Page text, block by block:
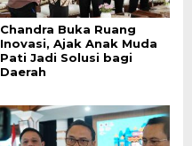
Chandra Buka Ruang
Inovasi, Ajak Anak Muda
Pati Jadi Solusi bagi
Daerah